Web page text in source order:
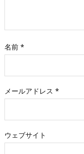
名前 *
メールアドレス *
ウェブサイト